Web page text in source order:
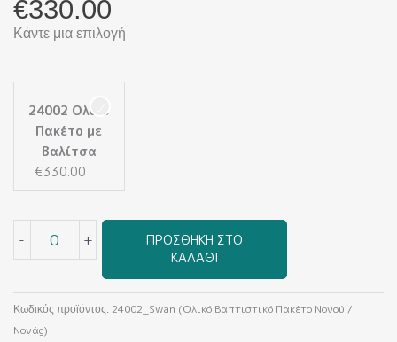
€330.00
Κάντε μια επιλογή
24002 Ολικό
Πακέτο με
Βαλίτσα
€330.00
-
24002_Swan
Βαπτιστικό
Πακέτο
Νονού
ποσότητα
+
ΠΡΟΣΘΉΚΗ ΣΤΟ
ΚΑΛΆΘΙ
Κωδικός προϊόντος: 24002_Swan (Ολικό Βαπτιστικό Πακέτο Νονού /
Νονάς)